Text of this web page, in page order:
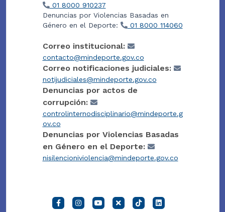
01 8000 910237
Denuncias por Violencias Basadas en
Género en el Deporte:
01 8000 114060
Correo institucional:
contacto@mindeporte.gov.co
Correo notificaciones judiciales:
notijudiciales@mindeporte.gov.co
Denuncias por actos de
corrupción:
controlinternodisciplinario@mindeporte.g
ov.co
Denuncias por Violencias Basadas
en Género en el Deporte:
nisilencioniviolencia@mindeporte.gov.co